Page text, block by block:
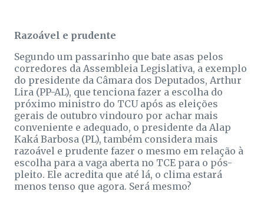
Razoável e prudente
Segundo um passarinho que bate asas pelos
corredores da Assembleia Legislativa, a exemplo
do presidente da Câmara dos Deputados, Arthur
Lira (PP-AL), que tenciona fazer a escolha do
próximo ministro do TCU após as eleições
gerais de outubro vindouro por achar mais
conveniente e adequado, o presidente da Alap
Kaká Barbosa (PL), também considera mais
razoável e prudente fazer o mesmo em relação à
escolha para a vaga aberta no TCE para o pós-
pleito. Ele acredita que até lá, o clima estará
menos tenso que agora. Será mesmo?